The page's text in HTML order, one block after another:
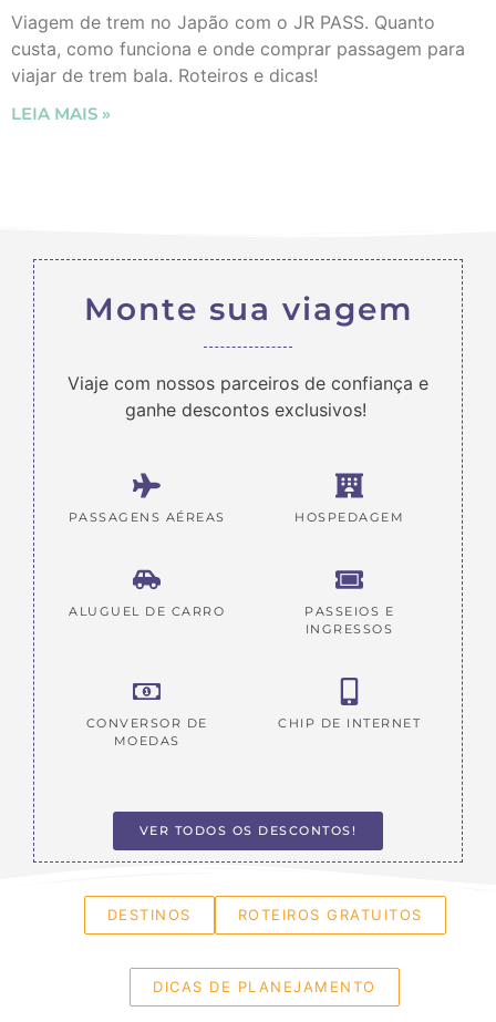
Viagem de trem no Japão com o JR PASS. Quanto
custa, como funciona e onde comprar passagem para
viajar de trem bala. Roteiros e dicas!
LEIA MAIS »
Monte sua viagem
Viaje com nossos parceiros de confiança e
ganhe descontos exclusivos!
PASSAGENS AÉREAS HOSPEDAGEM
ALUGUEL DE CARRO
PASSEIOS E
INGRESSOS
CONVERSOR DE
MOEDAS
CHIP DE INTERNET
VER TODOS OS DESCONTOS!
DESTINOS ROTEIROS GRATUITOS
DICAS DE PLANEJAMENTO